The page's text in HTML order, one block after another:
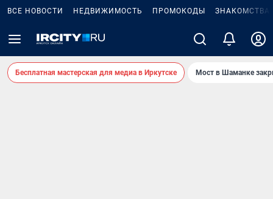
ВСЕ НОВОСТИ НЕДВИЖИМОСТЬ ПРОМОКОДЫ ЗНАКОМСТВА
Бесплатная мастерская для медиа в Иркутске Мост в Шаманке